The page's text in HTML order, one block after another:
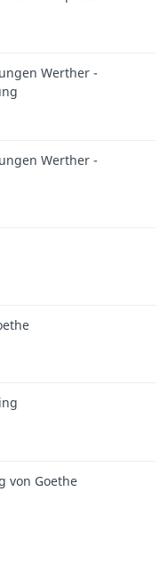
Werther -
Werther -
von Goethe